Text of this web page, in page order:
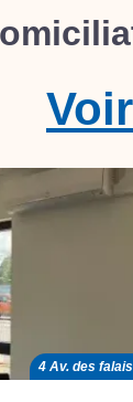
Voir
4 Av. des